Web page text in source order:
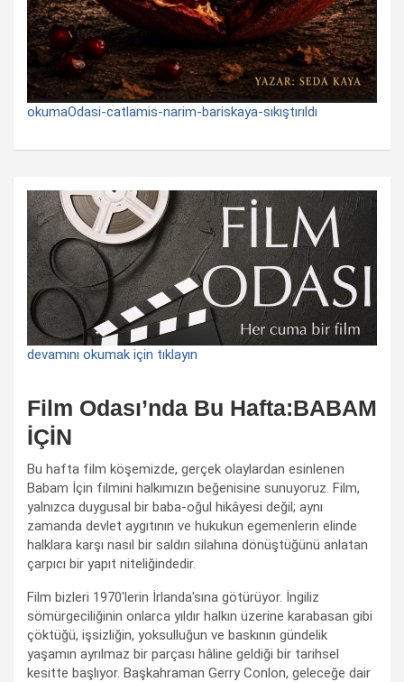
okumaOdasi-catlamis-narim-bariskaya-sıkıştırıldı
devamını okumak için tıklayın
Film Odası’nda Bu Hafta:BABAM
İÇİN
Bu hafta film köşemizde, gerçek olaylardan esinlenen
Babam İçin filmini halkımızın beğenisine sunuyoruz. Film,
yalnızca duygusal bir baba-oğul hikâyesi değil; aynı
zamanda devlet aygıtının ve hukukun egemenlerin elinde
halklara karşı nasıl bir saldırı silahına dönüştüğünü anlatan
çarpıcı bir yapıt niteliğindedir.
Film bizleri 1970'lerin İrlanda'sına götürüyor. İngiliz
sömürgeciliğinin onlarca yıldır halkın üzerine karabasan gibi
çöktüğü, işsizliğin, yoksulluğun ve baskının gündelik
yaşamın ayrılmaz bir parçası hâline geldiği bir tarihsel
kesitte başlıyor. Başkahraman Gerry Conlon, geleceğe dair